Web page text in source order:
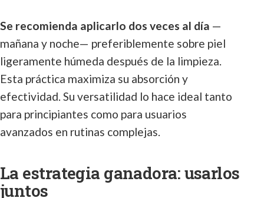
Se recomienda aplicarlo dos veces al día —
mañana y noche— preferiblemente sobre piel
ligeramente húmeda después de la limpieza.
Esta práctica maximiza su absorción y
efectividad. Su versatilidad lo hace ideal tanto
para principiantes como para usuarios
avanzados en rutinas complejas.
La estrategia ganadora: usarlos
juntos